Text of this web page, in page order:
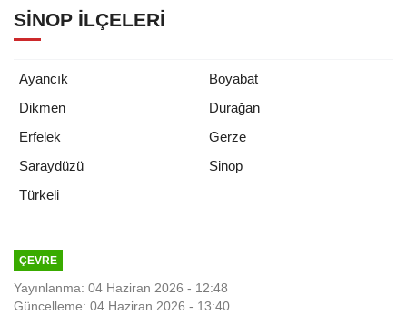
SINOP İLÇELERI
Ayancık
Boyabat
Dikmen
Durağan
Erfelek
Gerze
Saraydüzü
Sinop
Türkeli
ÇEVRE
Yayınlanma: 04 Haziran 2026 - 12:48
Güncelleme: 04 Haziran 2026 - 13:40